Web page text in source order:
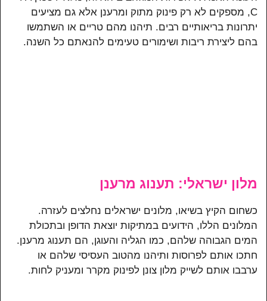
C, מספקים לא רק פינוק מתוק ומרענן אלא גם מציעים
יתרונות בריאותיים רבים. תיהנו מהם טריים או השתמשו
בהם ליצירת ריבות ושימורים טעימים להנאתם כל השנה.
מלון ישראלי: תענוג מרענן
כשחום הקיץ בשיאו, מלונים ישראלים נחלצים לעזרה.
המלונים הללו, הידועים במתיקות יוצאת הדופן ובתכולת
המים הגבוהה שלהם, כמו הגליה והעוגן, הם תענוג מרענן.
חתכו אותם לפרוסות ותיהנו מהטוב העסיסי שלהם או
ערבבו אותם לשייק מלון צונן לפינוק מקרר ומעניק לחות.